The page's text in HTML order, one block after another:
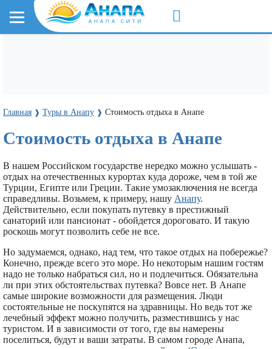
Главная ❱ Туры в Анапу ❱ Стоимость отдыха в Анапе
Стоимость отдыха в Анапе
В нашем Российском государстве нередко можно услышать -
отдых на отечественных курортах куда дороже, чем в той же
Турции, Египте или Греции. Такие умозаключения не всегда
справедливы. Возьмем, к примеру, нашу Анапу.
Действительно, если покупать путевку в престижный
санаторий или пансионат - обойдется дороговато. И такую
роскошь могут позволить себе не все.
Но задумаемся, однако, над тем, что такое отдых на побережье?
Конечно, прежде всего это море. Но некоторым нашим гостям
надо не только набраться сил, но и подлечиться. Обязательна
ли при этих обстоятельствах путевка? Вовсе нет. В Анапе
самые широкие возможности для размещения. Люди
состоятельные не поскупятся на здравницы. Но ведь тот же
лечебный эффект можно получить, разместившись у нас
туристом. И в зависимости от того, где вы намерены
поселиться, будут и ваши затраты. В самом городе Анапа,